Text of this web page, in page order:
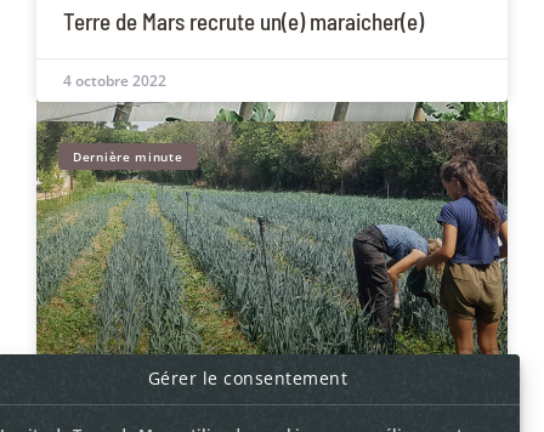
Gérer le consentement
Terre de Mars recrute un(e) maraicher(e)
4 octobre 2022
Dernière minute